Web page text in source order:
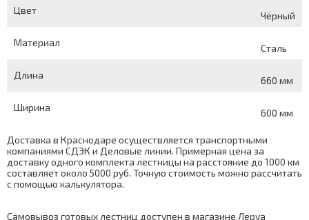
Цвет Чёрный
Материал Сталь
Длина 660 мм
Ширина 600 мм
Доставка в Краснодаре осуществляется транспортными
компаниями СДЭК и Деловые линии. Примерная цена за
доставку одного комплекта лестницы на расстояние до 1000 км
составляет около 5000 руб. Точную стоимость можно рассчитать
с помощью калькулятора.
Самовывоз готовых лестниц доступен в магазине Леруа